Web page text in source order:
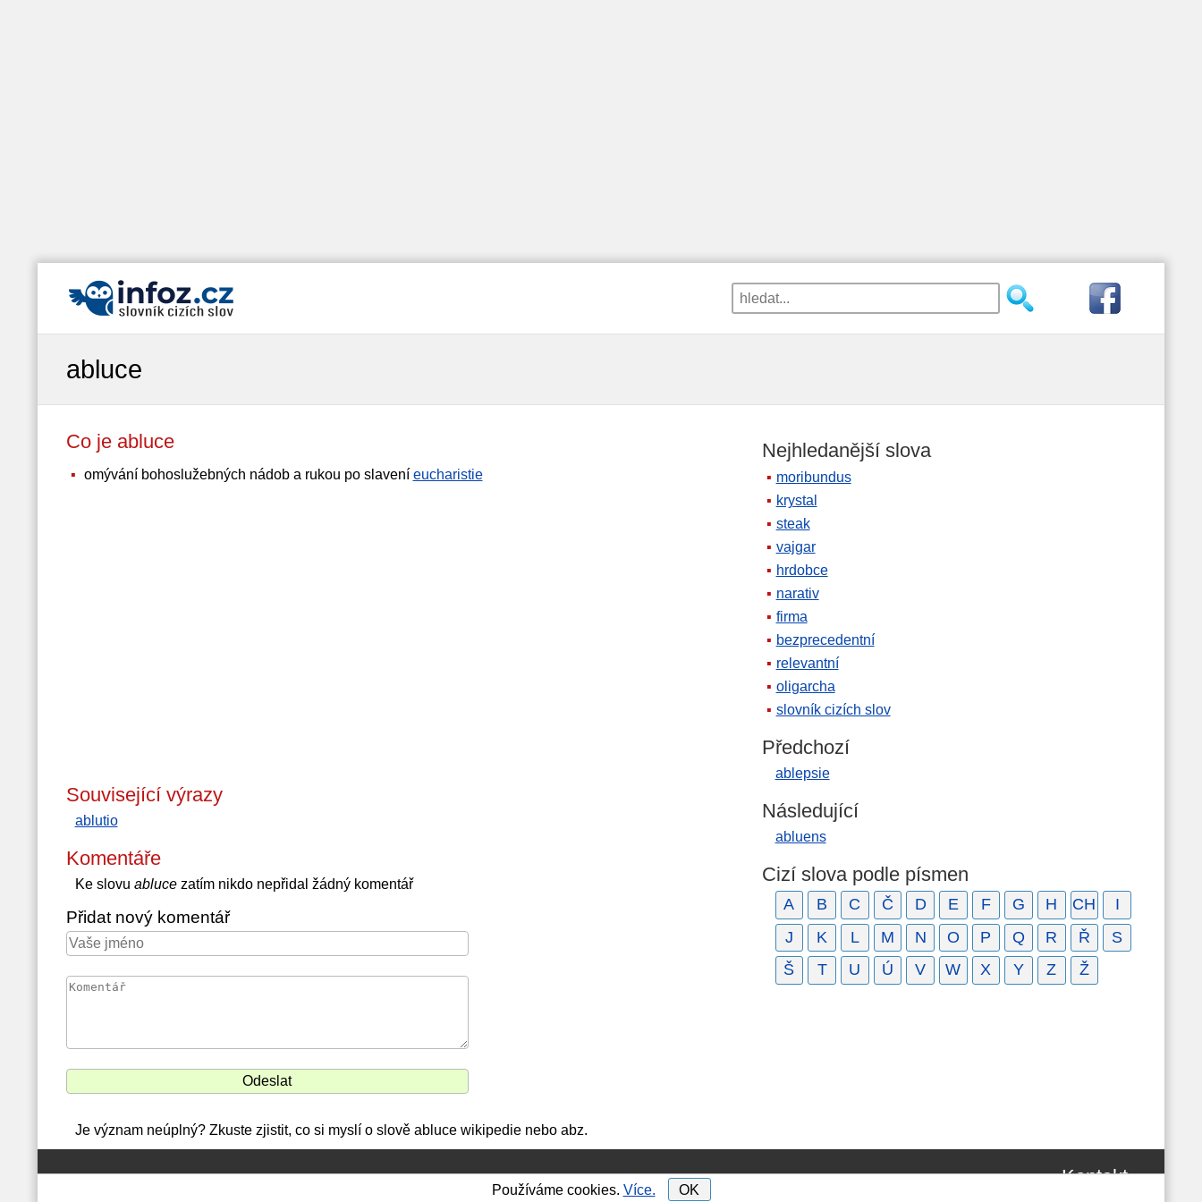
abluce
Co je abluce
omývání bohoslužebných nádob a rukou po slavení eucharistie
Související výrazy
ablutio
Komentáře
Ke slovu ablucezatím nikdo nepřidal žádný komentář
Přidat nový komentář
Je význam neúplný? Zkuste zjistit, co si myslí o slově abluce wikipedie nebo abz.
Nejhledanější slova
moribundus
krystal
steak
vajgar
hrdobce
narativ
firma
bezprecedentní
relevantní
oligarcha
slovník cizích slov
Předchozí
ablepsie
Následující
abluens
Cizí slova podle písmen
A B C Č D E F G H CH
I
J
K L M N O P Q R Ř
S
Š
T U Ú V W X Y Z Ž
Kontakt
Používáme cookies. Více. OK